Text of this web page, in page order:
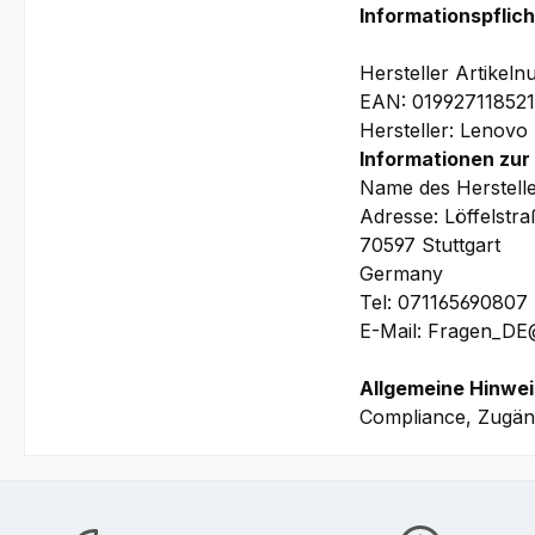
Garantie:
(beinhaltet u.a.
Akku
0,5t CO2-
Bilder und
Wir bitten
WorkStation
Ihrem Lenovo
Hersteller
EAN:
Hersteller: Lenovo
Informationen
Name des
Adresse:
70597 Stuttgart
Germany
Tel: 071165690807
E-Mail:
Allgemeine
Compliance,